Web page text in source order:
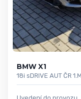
BMW X1
18i sDRIVE AUT ČR